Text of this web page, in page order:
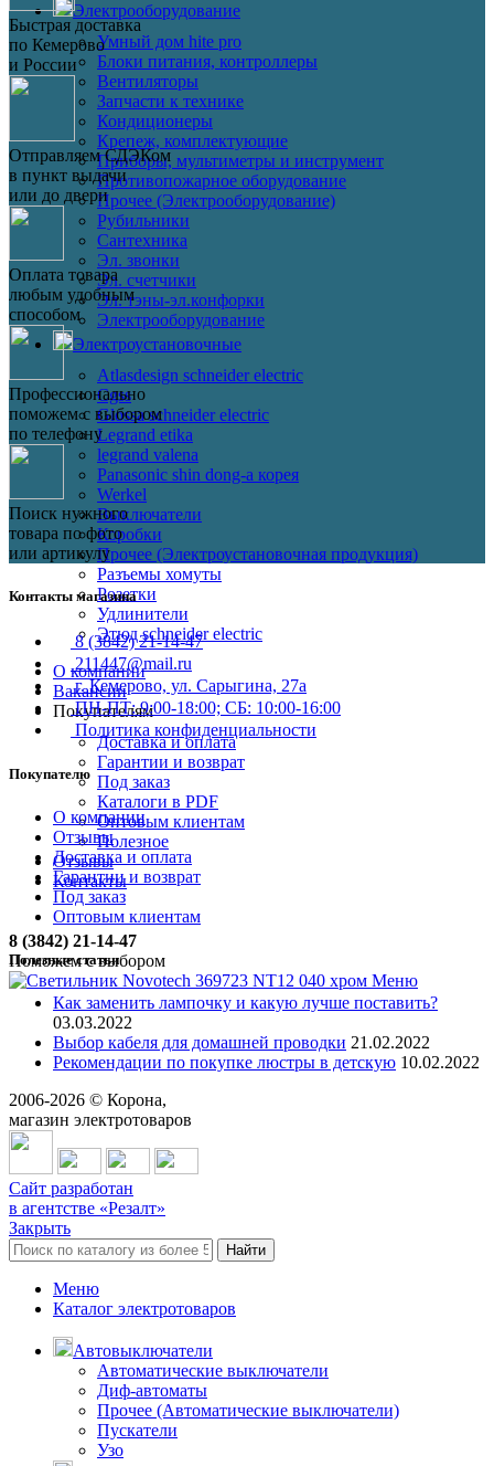
Электрооборудование
Умный дом hite pro
Блоки питания, контроллеры
Вентиляторы
Запчасти к технике
Кондиционеры
Крепеж, комплектующие
Приборы, мультиметры и инструмент
Противопожарное оборудование
Прочее (Электрооборудование)
Рубильники
Сантехника
Эл. звонки
Эл. счетчики
Эл. тэны-эл.конфорки
Электрооборудование
Электроустановочные
Atlasdesign schneider electric
Cgss
Glossa schneider electric
Legrand etika
legrand valena
Panasonic shin dong-a корея
Werkel
Выключатели
Коробки
Прочее (Электроустановочная продукция)
Разъемы хомуты
Розетки
Удлинители
Этюд schneider electric
О компании
Вакансии
Покупателям
Доставка и оплата
Гарантии и возврат
Под заказ
Каталоги в PDF
Оптовым клиентам
Полезное
Отзывы
Контакты
8 (3842) 21-14-47
Поможем с выбором
Меню
Быстрая доставка
по Кемерово
и России
Отправляем СДЭКом
в пункт выдачи
или до двери
Оплата товара
любым удобным
способом
Профессионально
поможем с выбором
по телефону
Поиск нужного
товара по фото
или артикулу
Контакты магазина
8 (3842) 21-14-47
211447@mail.ru
г. Кемерово, ул. Сарыгина, 27а
ПН-ПТ: 9:00-18:00; СБ: 10:00-16:00
Политика конфиденциальности
Покупателю
О компании
Отзывы
Доставка и оплата
Гарантии и возврат
Под заказ
Оптовым клиентам
Полезные статьи
Как заменить лампочку и какую лучше поставить?
03.03.2022
Выбор кабеля для домашней проводки 21.02.2022
Рекомендации по покупке люстры в детскую 10.02.2022
2006-2026 © Корона,
магазин электротоваров
Сайт разработан
в агентстве «Резалт»
Закрыть
Найти
Меню
Каталог электротоваров
Автовыключатели
Автоматические выключатели
Диф-автоматы
Прочее (Автоматические выключатели)
Пускатели
Узо